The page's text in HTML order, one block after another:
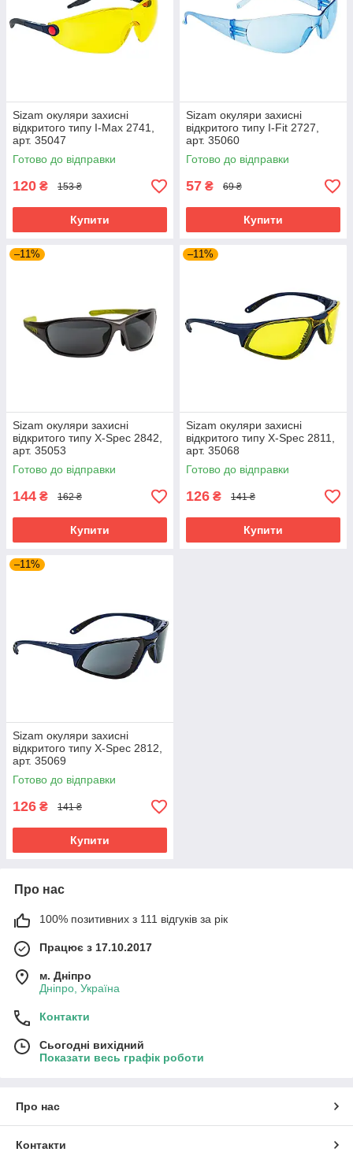
Sizam окуляри захисні
відкритого типу I-Max 2741,
арт. 35047
Готово до відправки
120 ₴ 153 ₴
Купити
Sizam окуляри захисні
відкритого типу I-Fit 2727,
арт. 35060
Готово до відправки
57 ₴ 69 ₴
Купити
–11%
Sizam окуляри захисні
відкритого типу X-Spec 2842,
арт. 35053
Готово до відправки
144 ₴ 162 ₴
Купити
–11%
Sizam окуляри захисні
відкритого типу X-Spec 2811,
арт. 35068
Готово до відправки
126 ₴ 141 ₴
Купити
–11%
Sizam окуляри захисні
відкритого типу X-Spec 2812,
арт. 35069
Готово до відправки
126 ₴ 141 ₴
Купити
Про нас
100% позитивних з 111 відгуків за рік
Працює з 17.10.2017
м. Дніпро
Дніпро, Україна
Контакти
Сьогодні вихідний
Показати весь графік роботи
Про нас
Контакти